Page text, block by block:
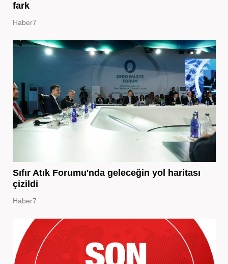
fark
Haber7
Sıfır Atık Forumu'nda geleceğin yol haritası
çizildi
Haber7